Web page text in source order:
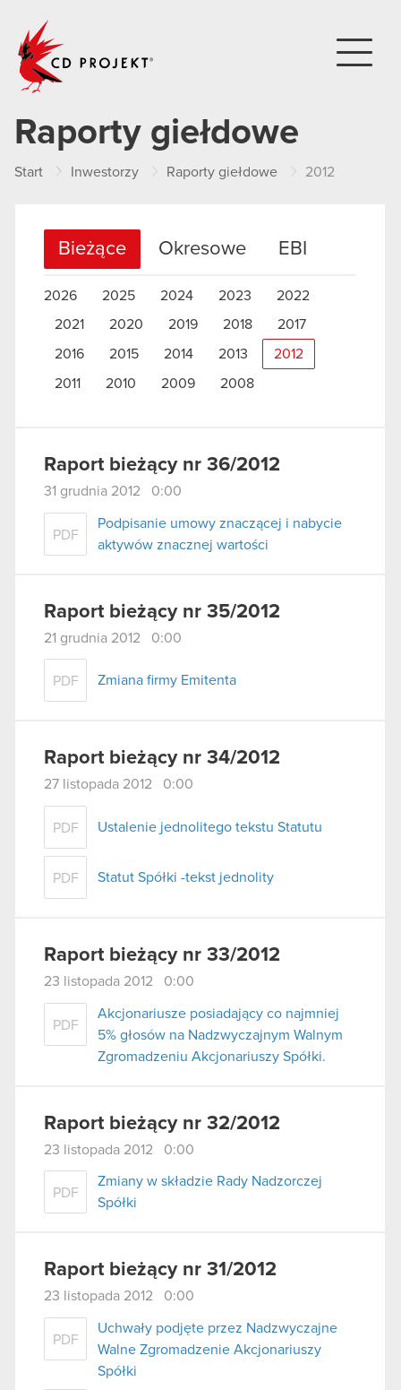
Raporty giełdowe
Start Inwestorzy Raporty giełdowe 2012
Bieżące Okresowe EBI
2026 2025 2024 2023
2022
2021
2020 2019 2018 2017
2016 2015 2014 2013 2012
2011 2010 2009 2008
Raport bieżący nr 36/2012
31 grudnia 2012 0:00
PDF
Podpisanie umowy znaczącej i nabycie
aktywów znacznej wartości
Raport bieżący nr 35/2012
21 grudnia 2012 0:00
PDF Zmiana firmy Emitenta
Raport bieżący nr 34/2012
27 listopada 2012 0:00
PDF Ustalenie jednolitego tekstu Statutu
PDF Statut Spółki -tekst jednolity
Raport bieżący nr 33/2012
23 listopada 2012 0:00
PDF
Akcjonariusze posiadający co najmniej
5% głosów na Nadzwyczajnym Walnym
Zgromadzeniu Akcjonariuszy Spółki.
Raport bieżący nr 32/2012
23 listopada 2012 0:00
PDF
Zmiany w składzie Rady Nadzorczej
Spółki
Raport bieżący nr 31/2012
23 listopada 2012 0:00
PDF
Uchwały podjęte przez Nadzwyczajne
Walne Zgromadzenie Akcjonariuszy
Spółki